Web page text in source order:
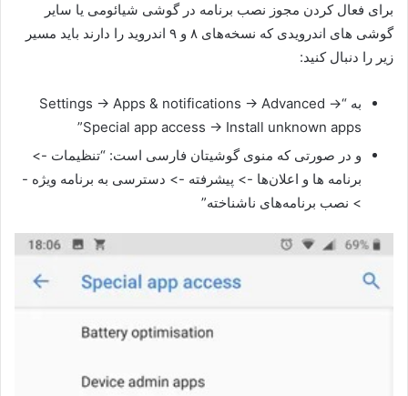
برای فعال کردن مجوز نصب برنامه در گوشی شیائومی یا سایر
گوشی های اندرویدی که نسخه‌های ۸ و ۹ اندروید را دارند باید مسیر
زیر را دنبال کنید:
به “Settings -> Apps & notifications -> Advanced ->
Special app access -> Install unknown apps”
و در صورتی که منوی گوشیتان فارسی است: “تنظیمات ->
برنامه ها و اعلان‌ها -> پیشرفته -> دسترسی به برنامه ویژه -
> نصب برنامه‌های ناشناخته”